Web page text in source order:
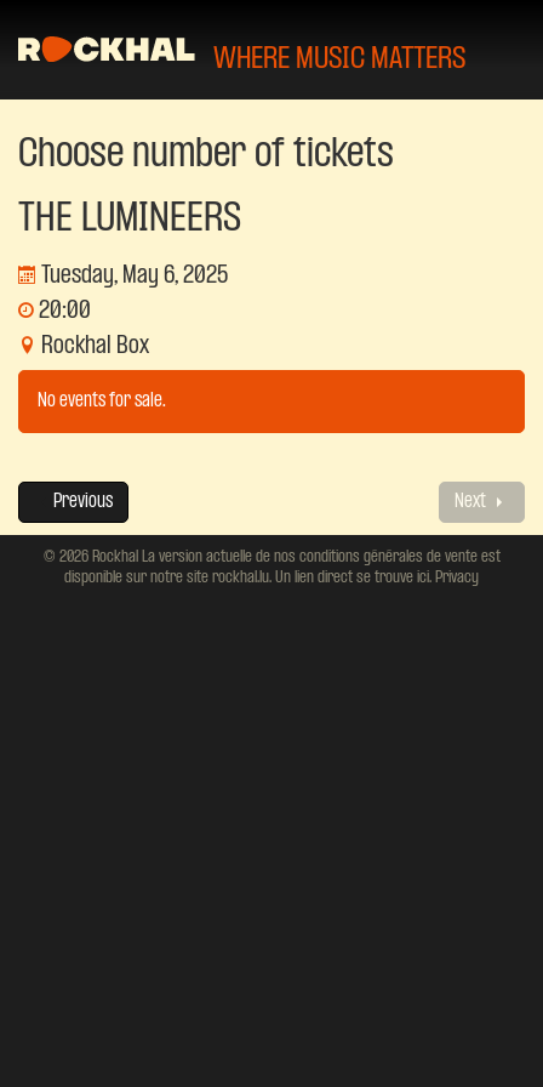
WHERE MUSIC MATTERS
Choose number of tickets
THE LUMINEERS
Tuesday, May 6, 2025
20:00
Rockhal Box
No events for sale.
Previous Next
© 2026 Rockhal La version actuelle de nos conditions générales de vente est
disponible sur notre site rockhal.lu. Un lien direct se trouve ici. Privacy